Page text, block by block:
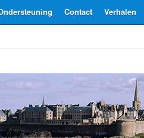
Verhalen
Contact